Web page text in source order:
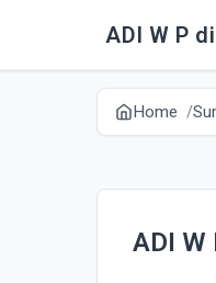
ADI W P
Home
ADI W